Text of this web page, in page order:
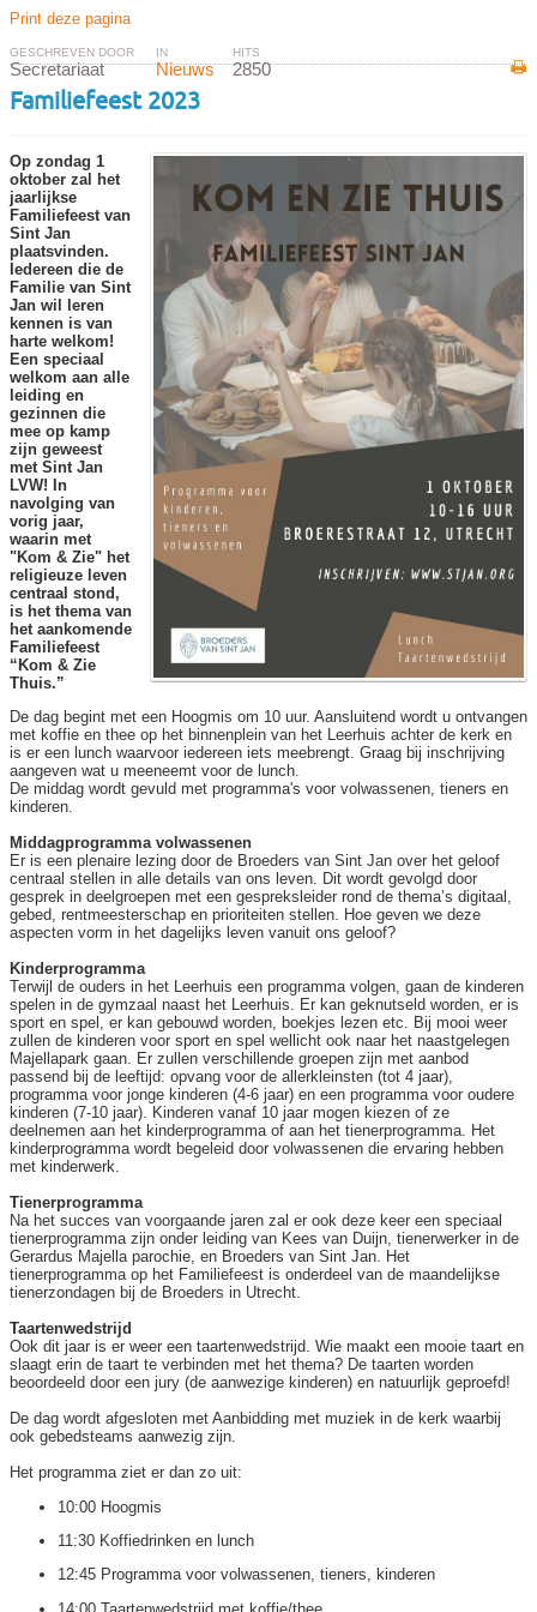
Print deze pagina
GESCHREVEN DOOR
Secretariaat
IN
Nieuws
HITS
2850
Familiefeest 2023
Op zondag 1
oktober zal het
jaarlijkse
Familiefeest van
Sint Jan
plaatsvinden.
Iedereen die de
Familie van Sint
Jan wil leren
kennen is van
harte welkom!
Een speciaal
welkom aan alle
leiding en
gezinnen die
mee op kamp
zijn geweest
met Sint Jan
LVW! In
navolging van
vorig jaar,
waarin met
"Kom & Zie" het
religieuze leven
centraal stond,
is het thema van
het aankomende
Familiefeest
“Kom & Zie
Thuis.”
De dag begint met een Hoogmis om 10 uur. Aansluitend wordt u ontvangen
met koffie en thee op het binnenplein van het Leerhuis achter de kerk en
is er een lunch waarvoor iedereen iets meebrengt. Graag bij inschrijving
aangeven wat u meeneemt voor de lunch.
De middag wordt gevuld met programma's voor volwassenen, tieners en
kinderen.
Middagprogramma volwassenen
Er is een plenaire lezing door de Broeders van Sint Jan over het geloof
centraal stellen in alle details van ons leven. Dit wordt gevolgd door
gesprek in deelgroepen met een gespreksleider rond de thema’s digitaal,
gebed, rentmeesterschap en prioriteiten stellen. Hoe geven we deze
aspecten vorm in het dagelijks leven vanuit ons geloof?
Kinderprogramma
Terwijl de ouders in het Leerhuis een programma volgen, gaan de kinderen
spelen in de gymzaal naast het Leerhuis. Er kan geknutseld worden, er is
sport en spel, er kan gebouwd worden, boekjes lezen etc. Bij mooi weer
zullen de kinderen voor sport en spel wellicht ook naar het naastgelegen
Majellapark gaan. Er zullen verschillende groepen zijn met aanbod
passend bij de leeftijd: opvang voor de allerkleinsten (tot 4 jaar),
programma voor jonge kinderen (4-6 jaar) en een programma voor oudere
kinderen (7-10 jaar). Kinderen vanaf 10 jaar mogen kiezen of ze
deelnemen aan het kinderprogramma of aan het tienerprogramma. Het
kinderprogramma wordt begeleid door volwassenen die ervaring hebben
met kinderwerk.
Tienerprogramma
Na het succes van voorgaande jaren zal er ook deze keer een speciaal
tienerprogramma zijn onder leiding van Kees van Duijn, tienerwerker in de
Gerardus Majella parochie, en Broeders van Sint Jan. Het
tienerprogramma op het Familiefeest is onderdeel van de maandelijkse
tienerzondagen bij de Broeders in Utrecht.
Taartenwedstrijd
Ook dit jaar is er weer een taartenwedstrijd. Wie maakt een mooie taart en
slaagt erin de taart te verbinden met het thema? De taarten worden
beoordeeld door een jury (de aanwezige kinderen) en natuurlijk geproefd!
De dag wordt afgesloten met Aanbidding met muziek in de kerk waarbij
ook gebedsteams aanwezig zijn.
Het programma ziet er dan zo uit:
10:00 Hoogmis
11:30 Koffiedrinken en lunch
12:45 Programma voor volwassenen, tieners, kinderen